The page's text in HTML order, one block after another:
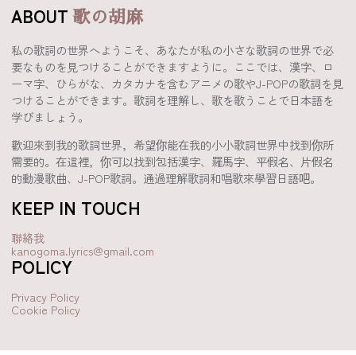
ABOUT歌の胡麻
私の歌詞の世界へようこそ、あなたが私の小さな歌詞の世界で必
要なものを見つけることができますように。ここでは、漢字、ロ
ーマ字、ひらがな、カタカナを含むアニメの歌やJ-POPの歌詞を見
つけることができます。歌詞を理解し、歌を歌うことで日本語を
学びましょう。
歡迎來到我的歌詞世界，希望你能在我的小小歌詞世界中找到你所
需要的。在這裡，你可以找到包括漢字、羅馬字、平假名、片假名
的動漫歌曲、J-POP歌詞。通過理解歌詞和唱歌來學習日語吧。
KEEP IN TOUCH
聯絡我
kanogoma.lyrics@gmail.com
POLICY
Privacy Policy
Cookie Policy